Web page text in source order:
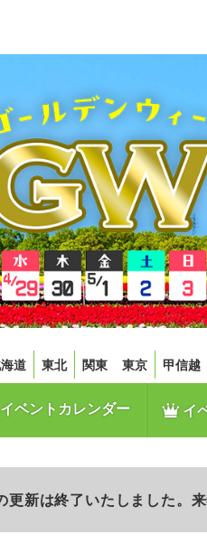
道 東北 関東 東京 甲信越
ベントカレンダー イ
更新は終了いたしました。